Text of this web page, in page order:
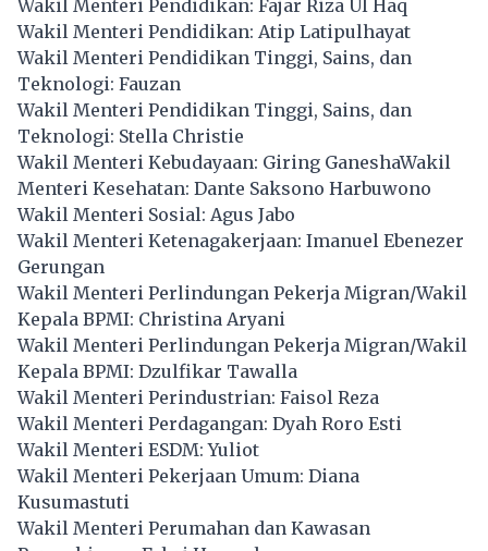
Wakil Menteri Pendidikan: Fajar Riza Ul Haq
Wakil Menteri Pendidikan: Atip Latipulhayat
Wakil Menteri Pendidikan Tinggi, Sains, dan
Teknologi: Fauzan
Wakil Menteri Pendidikan Tinggi, Sains, dan
Teknologi: Stella Christie
Wakil Menteri Kebudayaan: Giring GaneshaWakil
Menteri Kesehatan: Dante Saksono Harbuwono
Wakil Menteri Sosial: Agus Jabo
Wakil Menteri Ketenagakerjaan: Imanuel Ebenezer
Gerungan
Wakil Menteri Perlindungan Pekerja Migran/Wakil
Kepala BPMI: Christina Aryani
Wakil Menteri Perlindungan Pekerja Migran/Wakil
Kepala BPMI: Dzulfikar Tawalla
Wakil Menteri Perindustrian: Faisol Reza
Wakil Menteri Perdagangan: Dyah Roro Esti
Wakil Menteri ESDM: Yuliot
Wakil Menteri Pekerjaan Umum: Diana
Kusumastuti
Wakil Menteri Perumahan dan Kawasan